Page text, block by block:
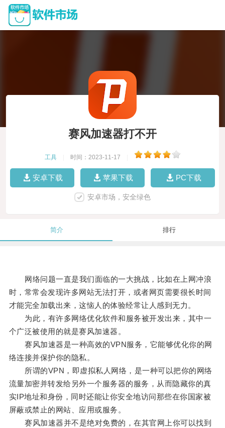
赛风加速器打不开
工具 时间：2023-11-17
安卓下载 苹果下载 PC下载
安卓市场，安全绿色
简介 排行
网络问题一直是我们面临的一大挑战，比如在上网冲浪
时，常常会发现许多网站无法打开，或者网页需要很长时间
才能完全加载出来，这恼人的体验经常让人感到无力。
为此，有许多网络优化软件和服务被开发出来，其中一
个广泛被使用的就是赛风加速器。
赛风加速器是一种高效的VPN服务，它能够优化你的网
络连接并保护你的隐私。
所谓的VPN，即虚拟私人网络，是一种可以把你的网络
流量加密并转发给另外一个服务器的服务，从而隐藏你的真
实IP地址和身份，同时还能让你安全地访问那些在你国家被
屏蔽或禁止的网站、应用或服务。
赛风加速器并不是绝对免费的，在其官网上你可以找到